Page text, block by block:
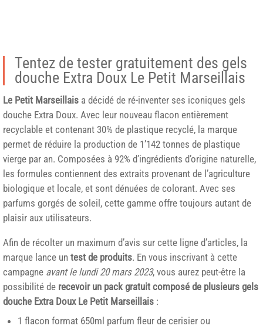
Tentez de tester gratuitement des gels
douche Extra Doux Le Petit Marseillais
Le Petit Marseillais a décidé de ré-inventer ses iconiques gels
douche Extra Doux. Avec leur nouveau flacon entièrement
recyclable et contenant 30% de plastique recyclé, la marque
permet de réduire la production de 1’142 tonnes de plastique
vierge par an. Composées à 92% d’ingrédients d’origine naturelle,
les formules contiennent des extraits provenant de l’agriculture
biologique et locale, et sont dénuées de colorant. Avec ses
parfums gorgés de soleil, cette gamme offre toujours autant de
plaisir aux utilisateurs.
Afin de récolter un maximum d’avis sur cette ligne d’articles, la
marque lance un test de produits. En vous inscrivant à cette
campagne avant le lundi 20 mars 2023, vous aurez peut-être la
possibilité de recevoir un pack gratuit composé de plusieurs gels
douche Extra Doux Le Petit Marseillais :
1 flacon format 650ml parfum fleur de cerisier ou